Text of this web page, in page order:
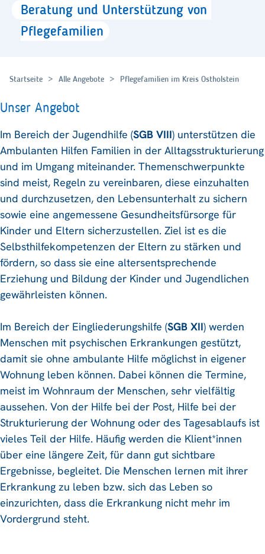
Beratung und Unterstützungvon
Pflegefamilien
Startseite Alle Angebote Pflegefamilien im Kreis Ostholstein
Unser Angebot
Im Bereich der Jugendhilfe (SGB VIII) unterstützen die
Ambulanten Hilfen Familien in der Alltagsstrukturierung
und im Umgang miteinander. Themenschwerpunkte
sind meist, Regeln zu vereinbaren, diese einzuhalten
und durchzusetzen, den Lebensunterhalt zu sichern
sowie eine angemessene Gesundheitsfürsorge für
Kinder und Eltern sicherzustellen. Ziel ist es die
Selbsthilfekompetenzen der Eltern zu stärken und
fördern, so dass sie eine altersentsprechende
Erziehung und Bildung der Kinder und Jugendlichen
gewährleisten können.
Im Bereich der Eingliederungshilfe (SGB XII) werden
Menschen mit psychischen Erkrankungen gestützt,
damit sie ohne ambulante Hilfe möglichst in eigener
Wohnung leben können. Dabei können die Termine,
meist im Wohnraum der Menschen, sehr vielfältig
aussehen. Von der Hilfe bei der Post, Hilfe bei der
Strukturierung der Wohnung oder des Tagesablaufs ist
vieles Teil der Hilfe. Häufig werden die Klient*innen
über eine längere Zeit, für dann gut sichtbare
Ergebnisse, begleitet. Die Menschen lernen mit ihrer
Erkrankung zu leben bzw. sich das Leben so
einzurichten, dass die Erkrankung nicht mehr im
Vordergrund steht.